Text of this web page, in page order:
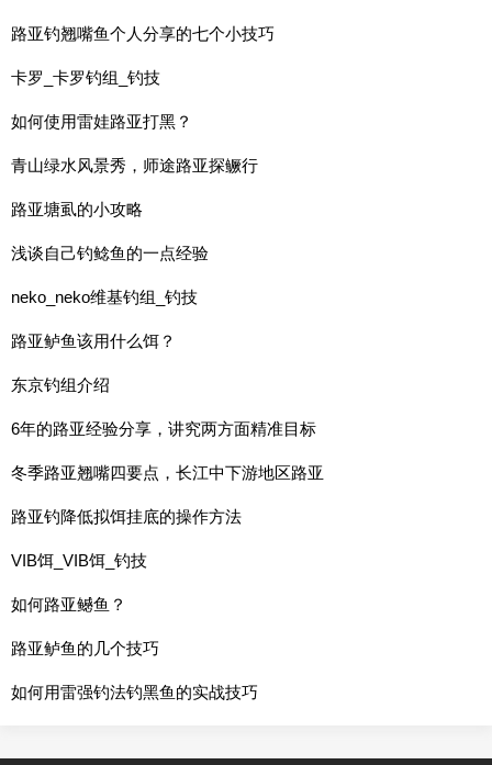
路亚钓翘嘴鱼个人分享的七个小技巧
卡罗_卡罗钓组_钓技
如何使用雷娃路亚打黑？
青山绿水风景秀，师途路亚探鳜行
路亚塘虱的小攻略
浅谈自己钓鲶鱼的一点经验
neko_neko维基钓组_钓技
路亚鲈鱼该用什么饵？
东京钓组介绍
6年的路亚经验分享，讲究两方面精准目标
冬季路亚翘嘴四要点，长江中下游地区路亚
路亚钓降低拟饵挂底的操作方法
VIB饵_VIB饵_钓技
如何路亚鳡鱼？
路亚鲈鱼的几个技巧
如何用雷强钓法钓黑鱼的实战技巧